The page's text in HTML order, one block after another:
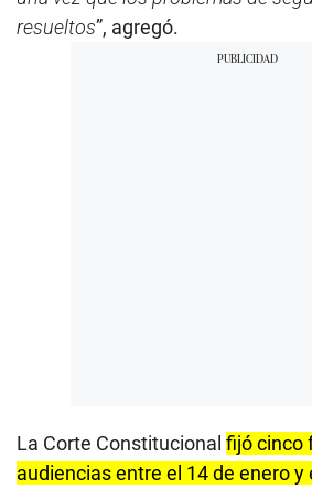
resueltos”, agregó.
La Corte Constitucional fijó cinco
audiencias entre el 14 de enero y